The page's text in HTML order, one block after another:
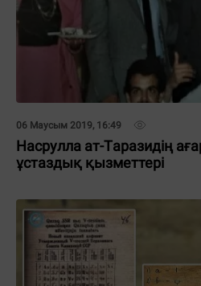
06 Маусым 2019, 16:49
Нacруллa aт-Тaрaзидің
ұcтaздық қызметтері